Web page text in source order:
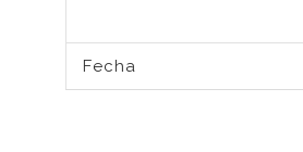
Fecha